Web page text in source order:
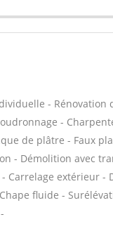
- Rénovation
-
de plâtre - Faux
- Démolition avec
Carrelage extérieur -
fluide -